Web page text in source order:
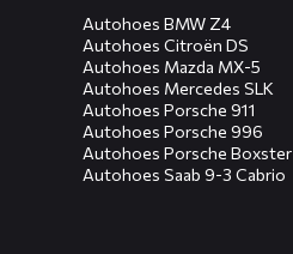
Autohoes BMW Z4
Autohoes Citroën DS
Autohoes Mazda MX-5
Autohoes Mercedes SLK
Autohoes Porsche 911
Autohoes Porsche 996
Autohoes Porsche Boxster
Autohoes Saab 9-3 Cabrio